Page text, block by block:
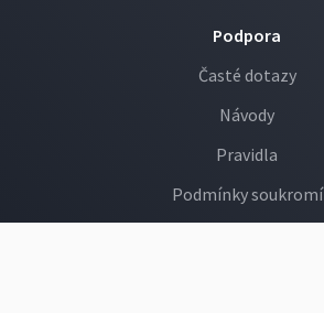
Podpora
Časté dotazy
Návody
Pravidla
Podmínky soukromí